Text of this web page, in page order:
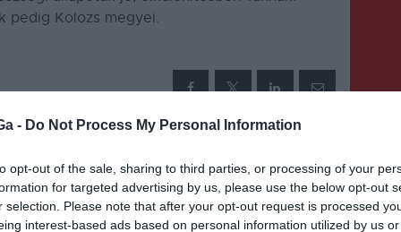
- Do Not Process My Personal Information
opt-out of the sale, sharing to third parties, or processing of your
for targeted advertising by us, please use the below opt-out
selection. Please note that after your opt-out request is processed
interest-based ads based on personal information utilized by us
pedig Kolozs megyei.
Féléves késéssel kapják meg a
25 százalékos béremelést az